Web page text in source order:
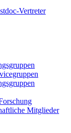
Vertreter
Mitglieder